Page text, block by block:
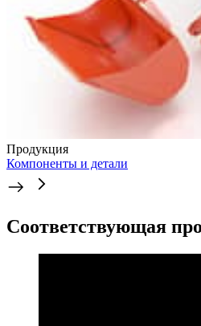
Продукция
Компоненты и детали
Соответствующая